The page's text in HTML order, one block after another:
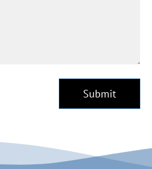
Submit